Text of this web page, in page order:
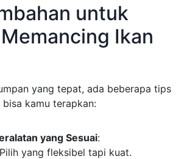
untuk
Ikan
yang tepat, ada beberapa tips
kamu terapkan:
yang Sesuai:
yang fleksibel tapi kuat.